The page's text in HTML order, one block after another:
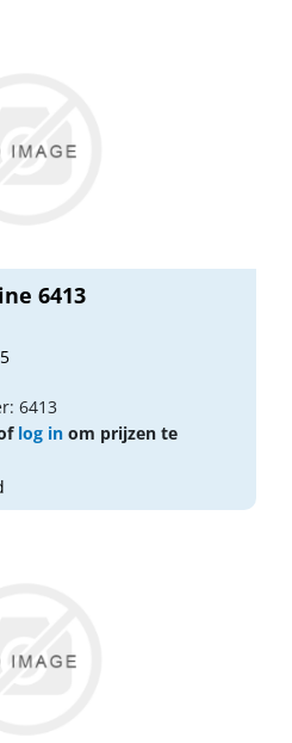
6413
6413
log in om prijzen te